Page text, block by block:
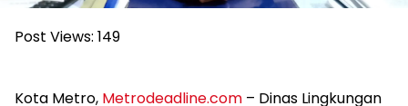
Post Views: 149
Kota Metro, Metrodeadline.com – Dinas Lingkungan